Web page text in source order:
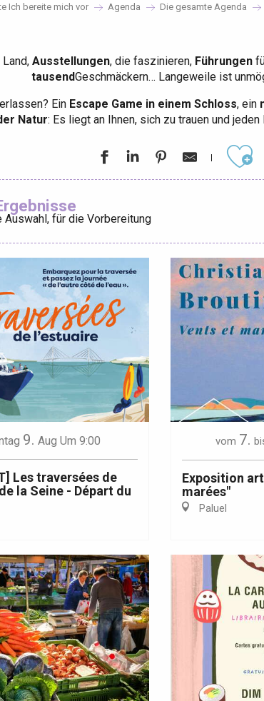
Lille 2h30
Bresle
Ich bereite mich vor Agenda Die gesamte Agenda
Ausstellungen, die faszinieren, Führungen
tausendGeschmäckern… Langeweile ist
Ein Escape Game in einem Schloss, ein
Natur: Es liegt an Ihnen, sich zu trauen und
Auswahl, für die Vorbereitung
9. Aug Um 9:00
Les traversées de
la Seine - Départ du
vom 7.
Exposition
marées"
Paluel